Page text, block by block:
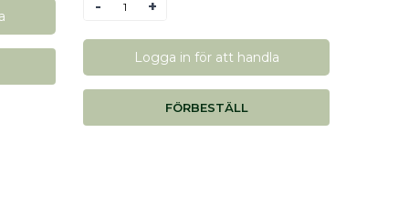
Antal
Logga in för att handla
FÖRBESTÄLL